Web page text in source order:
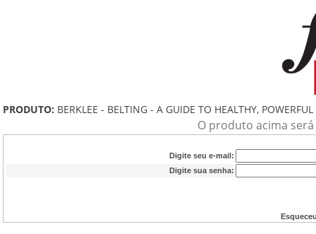
PRODUTO: BERKLEE - BELTING - A GUIDE TO HEALTHY,
O produto acima
Digite seu e-mail:
Digite sua senha: